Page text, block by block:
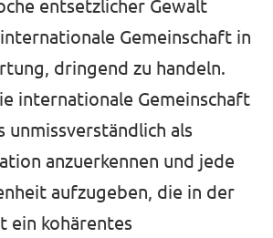
entsetzlicher Gewalt
Gemeinschaft in
dringend zu handeln.
internationale Gemeinschaft
unmissverständlich als
anzuerkennen und jede
aufzugeben, die in der
ein kohärentes